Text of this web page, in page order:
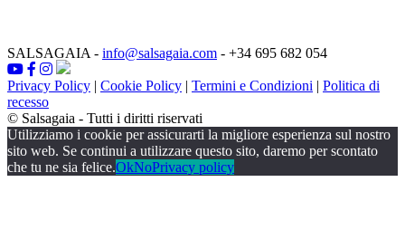
SALSAGAIA - info@salsagaia.com - +34 695 682 054
Privacy Policy | Cookie Policy | Termini e Condizioni | Politica di
recesso
© Salsagaia - Tutti i diritti riservati
Utilizziamo i cookie per assicurarti la migliore esperienza sul nostro
sito web. Se continui a utilizzare questo sito, daremo per scontato
che tu ne sia felice.OkNoPrivacy policy